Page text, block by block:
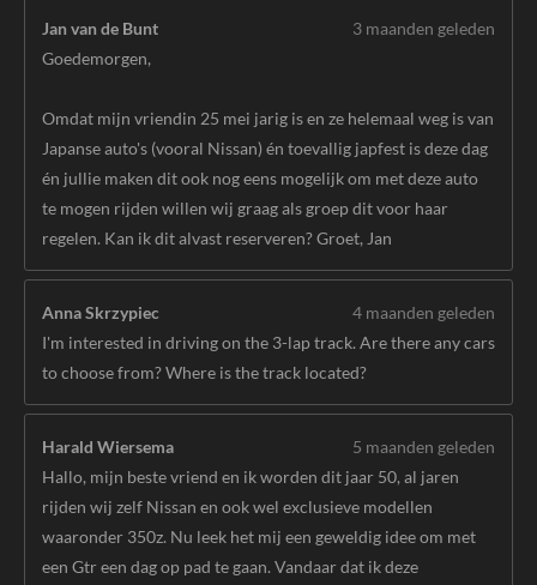
Jan van de Bunt
3 maanden geleden
Goedemorgen,
Omdat mijn vriendin 25 mei jarig is en ze helemaal weg is van
Japanse auto's (vooral Nissan) én toevallig japfest is deze dag
én jullie maken dit ook nog eens mogelijk om met deze auto
te mogen rijden willen wij graag als groep dit voor haar
regelen. Kan ik dit alvast reserveren? Groet, Jan
Anna Skrzypiec
4 maanden geleden
I'm interested in driving on the 3-lap track. Are there any cars
to choose from? Where is the track located?
Harald Wiersema
5 maanden geleden
Hallo, mijn beste vriend en ik worden dit jaar 50, al jaren
rijden wij zelf Nissan en ook wel exclusieve modellen
waaronder 350z. Nu leek het mij een geweldig idee om met
een Gtr een dag op pad te gaan. Vandaar dat ik deze